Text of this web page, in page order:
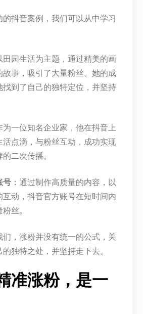
的抖音案例，我们可以从中学习
田园生活为主题，通过精美的画
故事，吸引了大量粉丝。她的成
找到了自己的独特定位，并坚持
为一位知名企业家，他在抖音上
活点滴，与粉丝互动，成功实现
二次传播。
号：通过制作高质量的内容，以
互动，抖音官方账号在短时间内
丝。
们，涨粉并没有统一的公式，关
独特之处，并坚持走下去。
准涨粉，是一